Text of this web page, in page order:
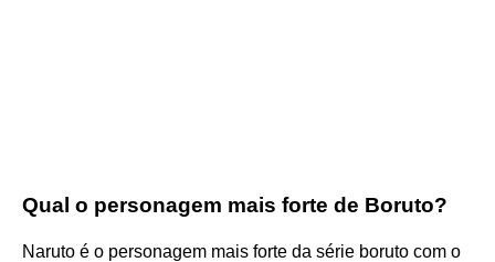
Qual o personagem mais forte de Boruto?
Naruto é o personagem mais forte da série boruto com o